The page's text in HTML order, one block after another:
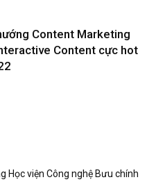
Content Marketing
Content cực hot
Học viện Công nghệ Bưu chính